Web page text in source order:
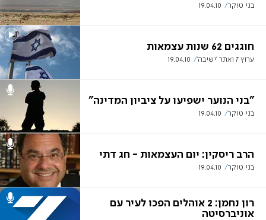
בני טוקר 19.04.10
חוגגים 62 שנות עצמאות
ערוץ 7 ואתר 'ישיבה' 19.04.10
"בני הנוער ישפיעו על ציביון המדינה"
בני טוקר 19.04.10
הרב ריסקין: יום העצמאות - חג דתי
בני טוקר 19.04.10
רון נחמן: 2 אוהלים הפכו לעיר עם
אוניברסיטה